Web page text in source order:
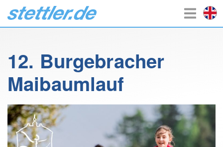
12. Burgebracher
Maibaumlauf